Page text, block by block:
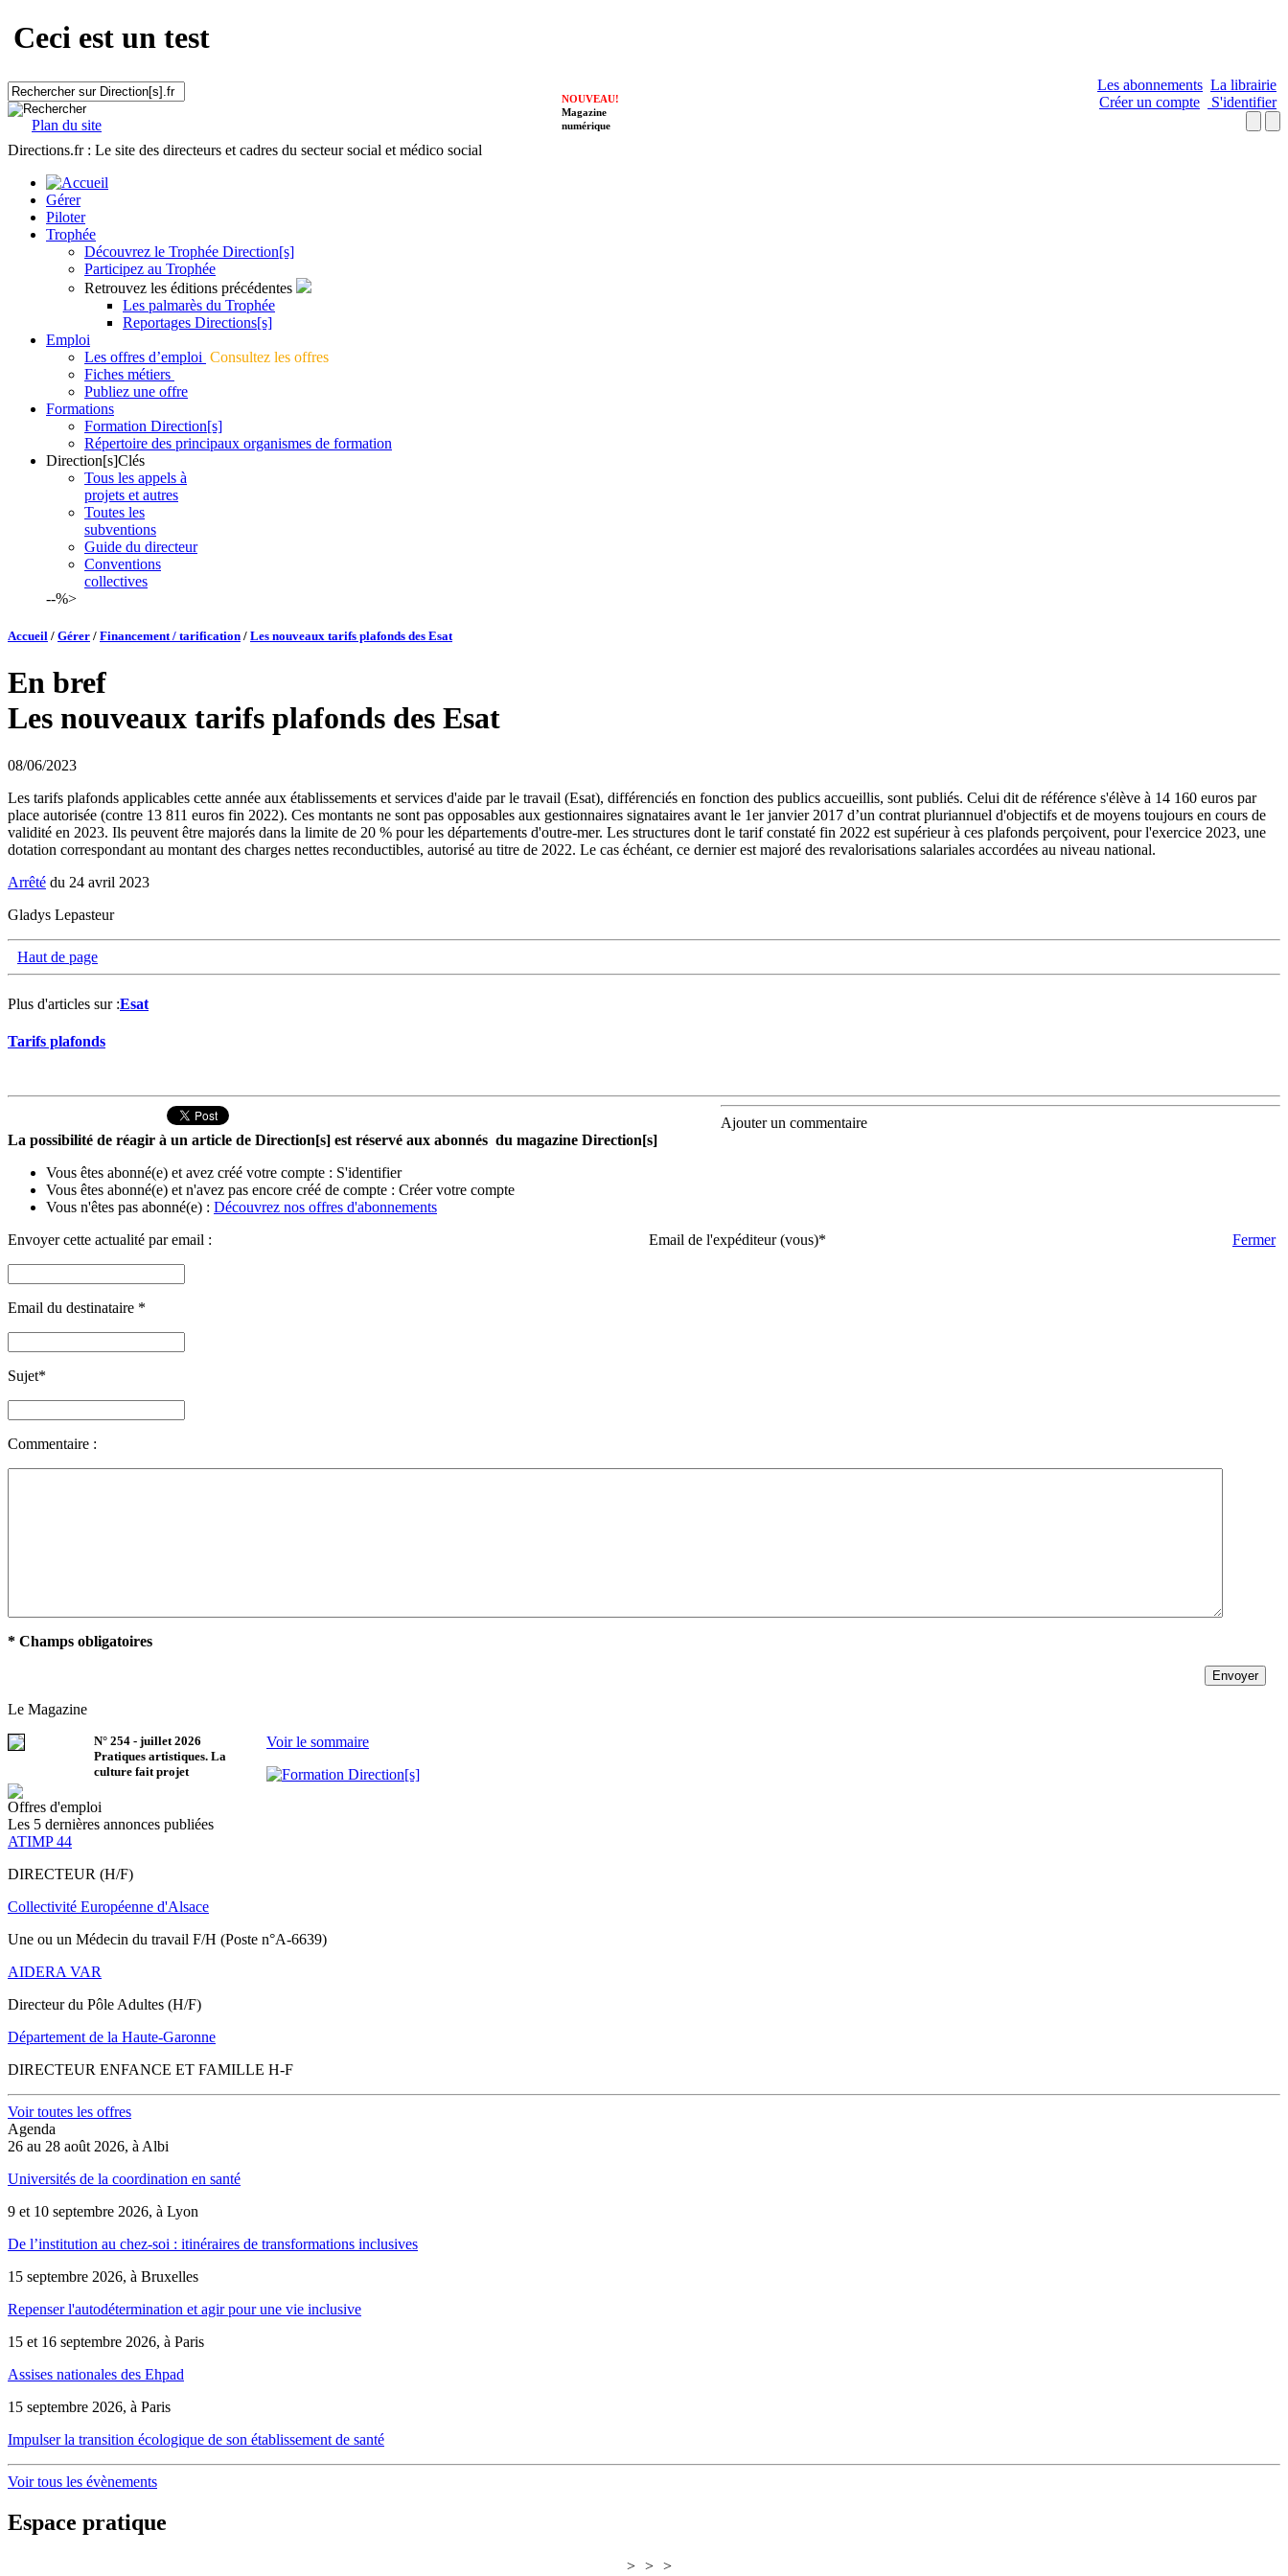
Ceci est un test
Plan du site
Les abonnements La librairie
Créer un compte
S'identifier
NOUVEAU!
Magazine
numérique
Directions.fr : Le site des directeurs et cadres du secteur social et médico social
Gérer
Piloter
Trophée
Découvrez le Trophée Direction[s]
Participez au Trophée
Retrouvez les éditions précédentes
Les palmarès du Trophée
Reportages Directions[s]
Emploi
Les offres d’emploi Consultez les offres
Fiches métiers
Publiez une offre
Formations
Formation Direction[s]
Répertoire des principaux organismes de formation
Direction[s]Clés
Tous les appels à
projets et autres
Toutes les
subventions
Guide du directeur
Conventions
collectives
--%>
Accueil / Gérer / Financement / tarification / Les nouveaux tarifs plafonds des Esat
En bref
Les nouveaux tarifs plafonds des Esat
08/06/2023
Les tarifs plafonds applicables cette année aux établissements et services d'aide par le travail (Esat), différenciés en fonction des publics accueillis, sont publiés. Celui dit de référence s'élève à 14 160 euros par
place autorisée (contre 13 811 euros fin 2022). Ces montants ne sont pas opposables aux gestionnaires signataires avant le 1er janvier 2017 d’un contrat pluriannuel d'objectifs et de moyens toujours en cours de
validité en 2023. Ils peuvent être majorés dans la limite de 20 % pour les départements d'outre-mer. Les structures dont le tarif constaté fin 2022 est supérieur à ces plafonds perçoivent, pour l'exercice 2023, une
dotation correspondant au montant des charges nettes reconductibles, autorisé au titre de 2022. Le cas échéant, ce dernier est majoré des revalorisations salariales accordées au niveau national.
Arrêté du 24 avril 2023
Gladys Lepasteur
Haut de page
Plus d'articles sur :Esat
Tarifs plafonds
Ajouter un commentaire
La possibilité de réagir à un article de Direction[s] est réservé aux abonnés du magazine Direction[s]
Vous êtes abonné(e) et avez créé votre compte : S'identifier
Vous êtes abonné(e) et n'avez pas encore créé de compte : Créer votre compte
Vous n'êtes pas abonné(e) : Découvrez nos offres d'abonnements
Envoyer cette actualité par email :
Fermer
Email de l'expéditeur (vous)*
Email du destinataire *
Sujet*
Commentaire :
* Champs obligatoires
Le Magazine
N° 254 - juillet 2026
Pratiques artistiques. La
culture fait projet
Voir le sommaire
Offres d'emploi
Les 5 dernières annonces publiées
ATIMP 44
DIRECTEUR (H/F)
Collectivité Européenne d'Alsace
Une ou un Médecin du travail F/H (Poste n°A-6639)
AIDERA VAR
Directeur du Pôle Adultes (H/F)
Département de la Haute-Garonne
DIRECTEUR ENFANCE ET FAMILLE H-F
Voir toutes les offres
Agenda
26 au 28 août 2026, à Albi
Universités de la coordination en santé
9 et 10 septembre 2026, à Lyon
De l’institution au chez-soi : itinéraires de transformations inclusives
15 septembre 2026, à Bruxelles
Repenser l'autodétermination et agir pour une vie inclusive
15 et 16 septembre 2026, à Paris
Assises nationales des Ehpad
15 septembre 2026, à Paris
Impulser la transition écologique de son établissement de santé
Voir tous les évènements
Espace pratique
> > >